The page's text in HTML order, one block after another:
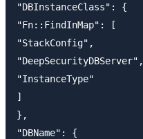
"DBInstanceClass": {
"Fn::FindInMap": [
"StackConfig",
"DeepSecurityDBServer",
"InstanceType"
]
},
"DBName": {